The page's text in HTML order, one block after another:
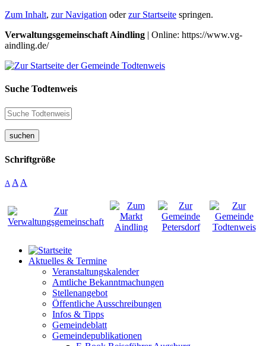
Zum Inhalt, zur Navigation oderzur Startseite springen.
Verwaltungsgemeinschaft Aindling | Online: https://www.vg-
aindling.de/
Suche Todtenweis
suchen
Schriftgröße
A A A
Aktuelles & Termine
Veranstaltungskalender
Amtliche Bekanntmachungen
Stellenangebot
Öffentliche Ausschreibungen
Infos & Tipps
Gemeindeblatt
Gemeindepublikationen